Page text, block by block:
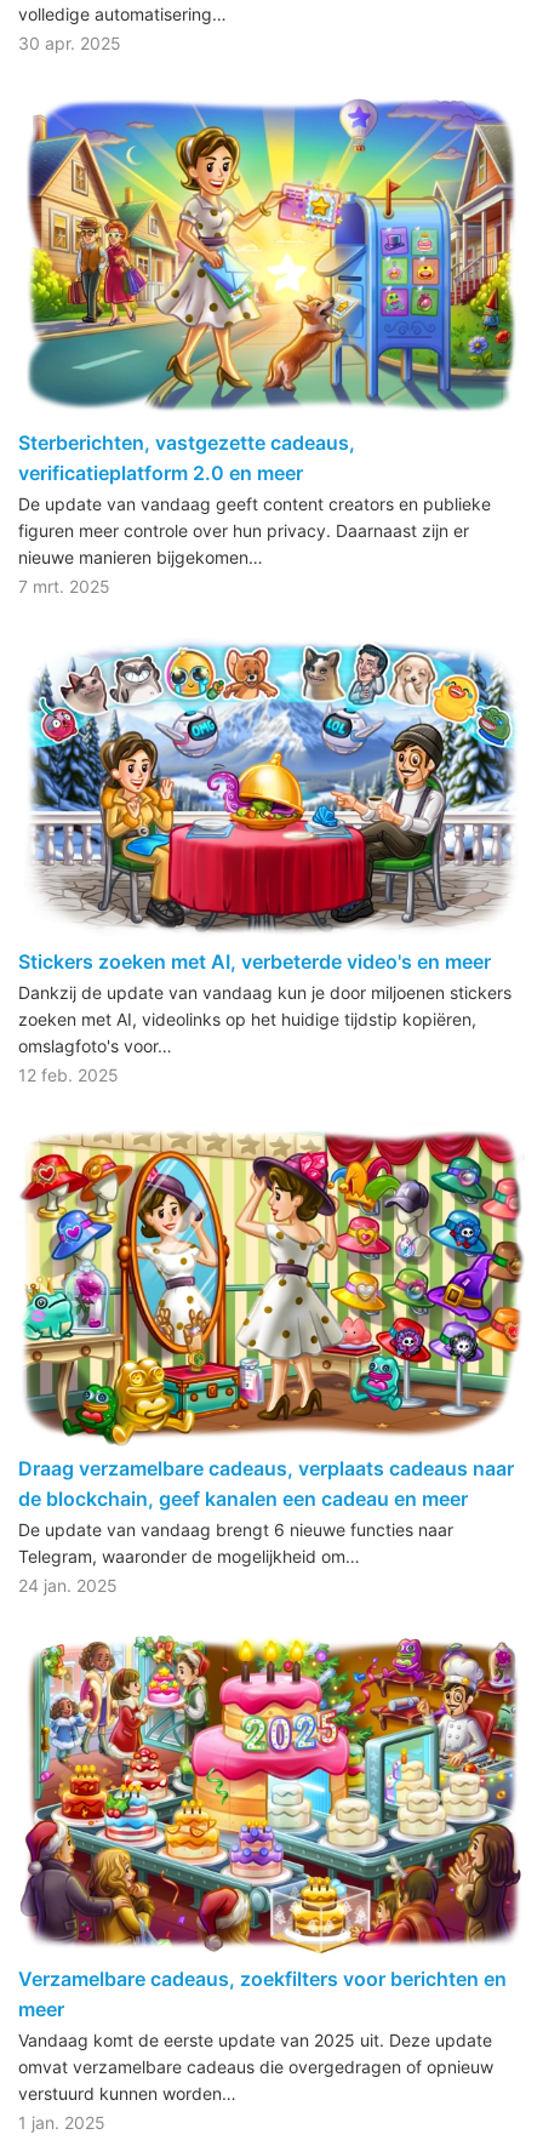
volledige automatisering…
30 apr. 2025
Sterberichten, vastgezette cadeaus,
verificatieplatform 2.0 en meer
De update van vandaag geeft content creators en publieke
figuren meer controle over hun privacy. Daarnaast zijn er
nieuwe manieren bijgekomen…
7 mrt. 2025
Stickers zoeken met AI, verbeterde video's en meer
Dankzij de update van vandaag kun je door miljoenen stickers
zoeken met AI, videolinks op het huidige tijdstip kopiëren,
omslagfoto's voor…
12 feb. 2025
Draag verzamelbare cadeaus, verplaats cadeaus naar
de blockchain, geef kanalen een cadeau en meer
De update van vandaag brengt 6 nieuwe functies naar
Telegram, waaronder de mogelijkheid om…
24 jan. 2025
Verzamelbare cadeaus, zoekfilters voor berichten en
meer
Vandaag komt de eerste update van 2025 uit. Deze update
omvat verzamelbare cadeaus die overgedragen of opnieuw
verstuurd kunnen worden…
1 jan. 2025